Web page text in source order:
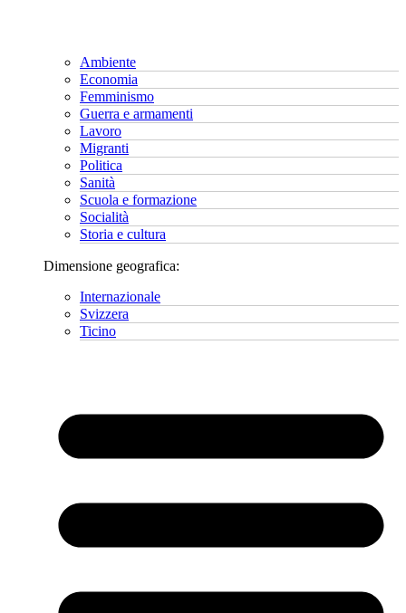
Ambiente
Economia
Femminismo
Guerra e armamenti
Lavoro
Migranti
Politica
Sanità
Scuola e formazione
Socialità
Storia e cultura
Dimensione geografica:
Internazionale
Svizzera
Ticino